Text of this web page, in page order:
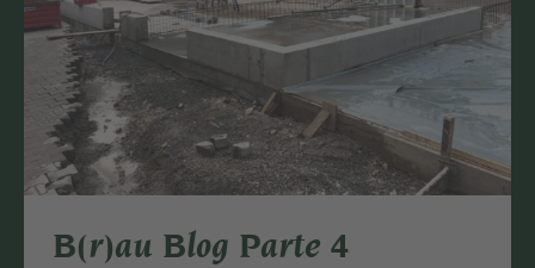
B(r)au Blog Parte 4